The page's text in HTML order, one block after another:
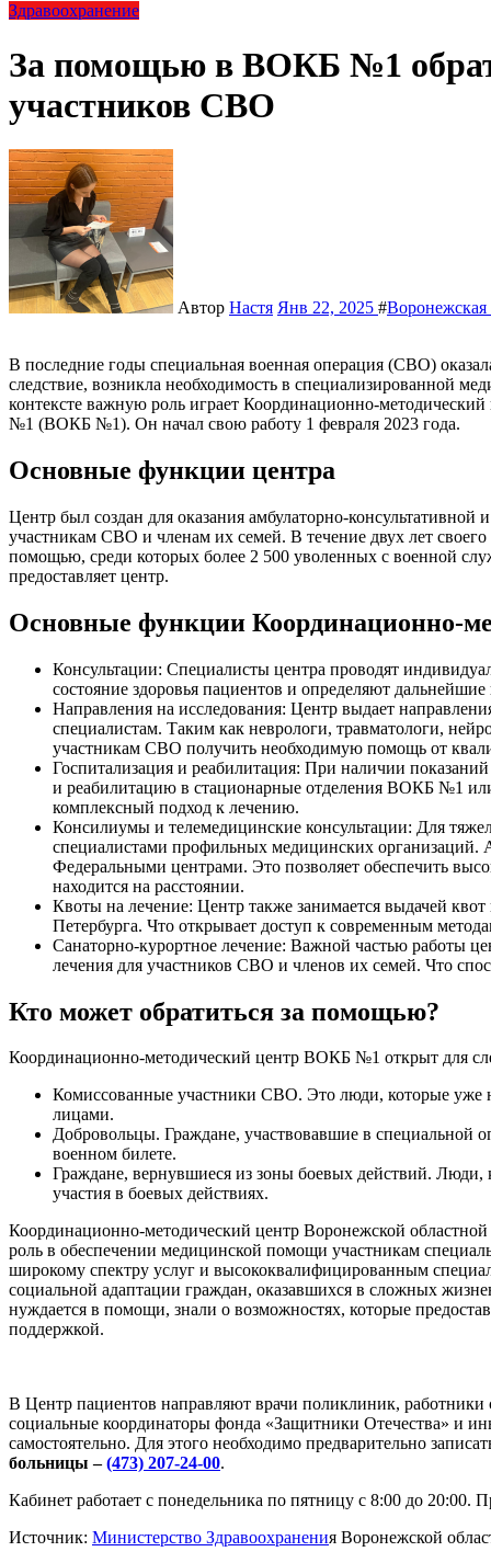
Здравоохранение
За помощью в ВОКБ №1
участников СВО
Автор Настя Янв 22, 2025 #Воронежская
В последние годы специальная военная операция (СВО) оказала значительное влияние на жизнь многих людей, и, как
следствие, возникла необходимость в специализированной
контексте важную роль играет Координационно-
№1 (ВОКБ №1). Он начал свою работу 1 февраля 2023 года.
Основные функции центра
Центр был создан для оказания амбулаторно-
участникам СВО и членам их семей. В течение двух лет своего
помощью, среди которых более 2 500 уволенных с военной
предоставляет центр.
Основные функции Координационно-
Консультации: Специалисты центра проводят
состояние здоровья пациентов и определяют
Направления на исследования: Центр выдает
специалистам. Таким как неврологи, травматологи,
участникам СВО получить необходимую помощь от
Госпитализация и реабилитация: При наличии
и реабилитацию в стационарные отделения ВОКБ №1
комплексный подход к лечению.
Консилиумы и телемедицинские консультации: Для
специалистами профильных медицинских организаций.
Федеральными центрами. Это позволяет обеспечить
находится на расстоянии.
Квоты на лечение: Центр также занимается выдачей
Петербурга. Что открывает доступ к современным
Санаторно-курортное лечение: Важной частью работы
лечения для участников СВО и членов их семей. Что
Кто может обратиться за помощью?
Координационно-методический центр ВОКБ №1 открыт для
Комиссованные участники СВО. Это люди, которые уже
лицами.
Добровольцы. Граждане, участвовавшие в
военном билете.
Граждане, вернувшиеся из зоны боевых действий.
участия в боевых действиях.
Координационно-методический центр Воронежской
роль в обеспечении медицинской помощи участникам
широкому спектру услуг и высококвалифицированным
социальной адаптации граждан, оказавшихся в сложных
нуждается в помощи, знали о возможностях, которые
поддержкой.
В Центр пациентов направляют врачи поликлиник,
социальные координаторы фонда «Защитники Отечества» и
самостоятельно. Для этого необходимо предварительно
больницы –(473) 207-24-00.
Кабинет работает с понедельника по пятницу с 8:00 до 20:00.
Источник: Министерство Здравоохранения Воронежской